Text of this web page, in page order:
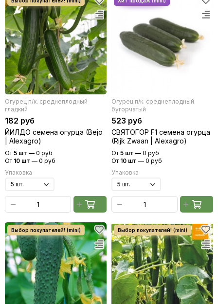
Салат
Свекла
Сельдерей
Томат
Тыква
Фасоль
Фенхель
Цветы
Цикорий
Огурец п/к. среднеплодный
гладкий
182 руб
ЙИЛДО семена огурца (Bejo
| Alexagro)
От 5 шт — 0 руб
От 10 шт — 0 руб
Упаковка
Огурец п/к. среднеплодный
бугорчатый
523 руб
СВЯТОГОР F1 семена огурца
(Rijk Zwaan | Alexagro)
От 5 шт — 0 руб
От 10 шт — 0 руб
Упаковка